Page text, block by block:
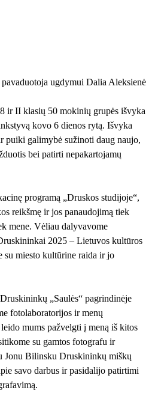
ugdymui Dalia Aleksienė
ir II klasių 50 mokinių grupės išvyka
kovo 6 dienos rytą. Išvyka
puiki galimybė sužinoti daug naujo,
bei patirti nepakartojamų
programą „Druskos studijoje“,
reikšmę ir jos panaudojimą tiek
mene. Vėliau dalyvavome
2025 – Lietuvos kultūros
su miesto kultūrine raida ir jo
„Saulės“ pagrindinėje
fotolaboratorijos ir menų
mums pažvelgti į meną iš kitos
su gamtos fotografu ir
Jonu Bilinsku Druskininkų miškų
savo darbus ir pasidalijo patirtimi